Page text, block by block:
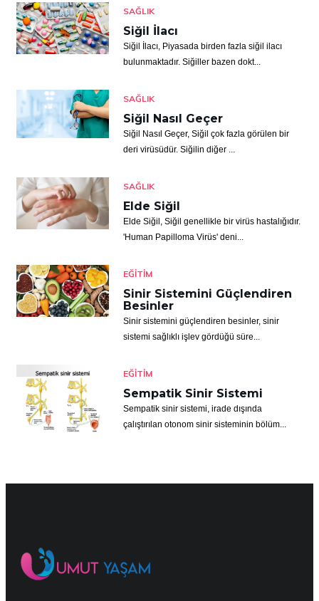
SAĞLIK
Siğil İlacı
Siğil İlacı, Piyasada birden fazla siğil ilacı
bulunmaktadır. Siğiller bazen dokt...
SAĞLIK
Siğil Nasıl Geçer
Siğil Nasıl Geçer, Siğil çok fazla görülen bir
deri virüsüdür. Siğilin diğer ...
SAĞLIK
Elde Siğil
Elde Siğil, Siğil genellikle bir virüs hastalığıdır.
'Human Papilloma Virüs' deni...
EĞITIM
Sinir Sistemini Güçlendiren
Besinler
Sinir sistemini güçlendiren besinler, sinir
sistemi sağlıklı işlev gördüğü süre...
EĞITIM
Sempatik Sinir Sistemi
Sempatik sinir sistemi, irade dışında
çalıştırılan otonom sinir sisteminin bölüm...